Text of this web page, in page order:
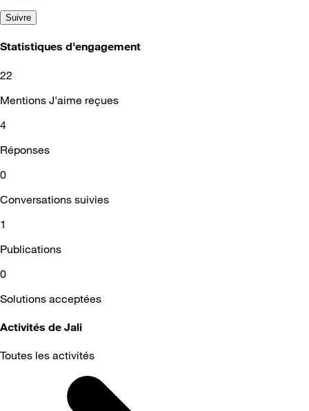
Suivre
Statistiques d'engagement
22
Mentions J'aime reçues
4
Réponses
0
Conversations suivies
1
Publications
0
Solutions acceptées
Activités de Jali
Toutes les activités